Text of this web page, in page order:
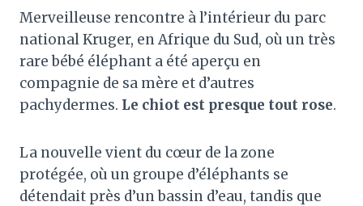
Merveilleuse rencontre à l’intérieur du parc
national Kruger, en Afrique du Sud, où un très
rare bébé éléphant a été aperçu en
compagnie de sa mère et d’autres
pachydermes. Le chiot est presque tout rose.
La nouvelle vient du cœur de la zone
protégée, où un groupe d’éléphants se
détendait près d’un bassin d’eau, tandis que